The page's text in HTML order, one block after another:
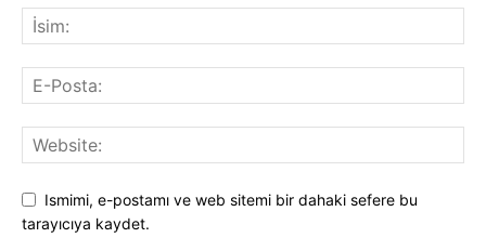
Ismimi, e-postamı ve web sitemi bir dahaki sefere bu
tarayıcıya kaydet.